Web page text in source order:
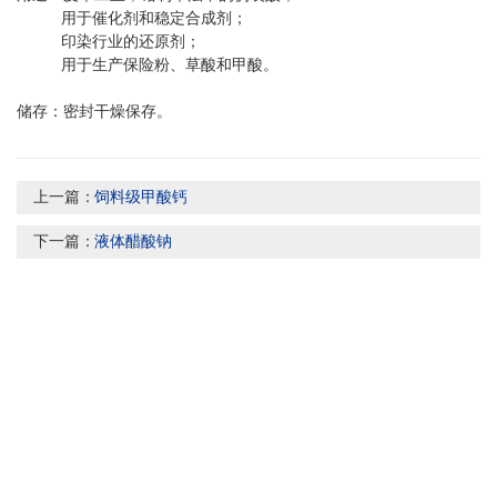
用于催化剂和稳定合成剂；
印染行业的还原剂；
用于生产保险粉、草酸和甲酸。
储存：密封干燥保存。
上一篇：饲料级甲酸钙
下一篇：液体醋酸钠